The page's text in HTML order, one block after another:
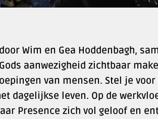
Wim en Gea Hoddenbagh,
aanwezigheid zichtbaar
van mensen. Stel je voor
dagelijkse leven. Op de
Presence zich vol geloof en